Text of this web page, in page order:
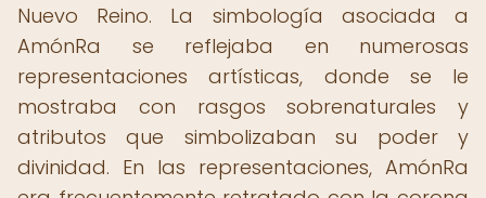
Nuevo Reino. La simbología asociada a
AmónRa se reflejaba en numerosas
representaciones artísticas, donde se le
mostraba con rasgos sobrenaturales y
atributos que simbolizaban su poder y
divinidad. En las representaciones, AmónRa